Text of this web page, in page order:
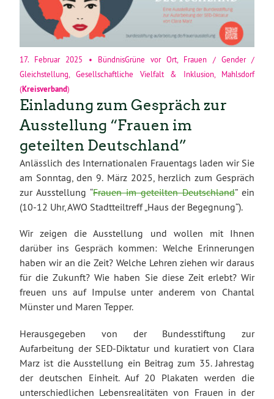
17. Februar 2025 • BündnisGrüne vor Ort
Frauen / Gender /
Gleichstellung ,Gesellschaftliche Vielfalt & Inklusion, Mahlsdorf
(Kreisverband)
Einladung zum Gespräch zur
Ausstellung “Frauen im
geteilten Deutschland”
Anlässlich des Internationalen Frauentags laden wir Sie
am Sonntag, den 9. März 2025, herzlich zum Gespräch
zur Ausstellung “Frauen im geteilten Deutschland” ein
(10-12 Uhr, AWO Stadtteiltreff „Haus der Begegnung“).
Wir zeigen die Ausstellung und wollen mit Ihnen
darüber ins Gespräch kommen: Welche Erinnerungen
haben wir an die Zeit? Welche Lehren ziehen wir daraus
für die Zukunft? Wie haben Sie diese Zeit erlebt? Wir
freuen uns auf Impulse unter anderem von Chantal
Münster und Maren Tepper.
Herausgegeben von der Bundesstiftung zur
Aufarbeitung der SED-Diktatur und kuratiert von Clara
Marz ist die Ausstellung ein Beitrag zum 35. Jahrestag
der deutschen Einheit. Auf 20 Plakaten werden die
unterschiedlichen Lebensrealitäten von Frauen in der